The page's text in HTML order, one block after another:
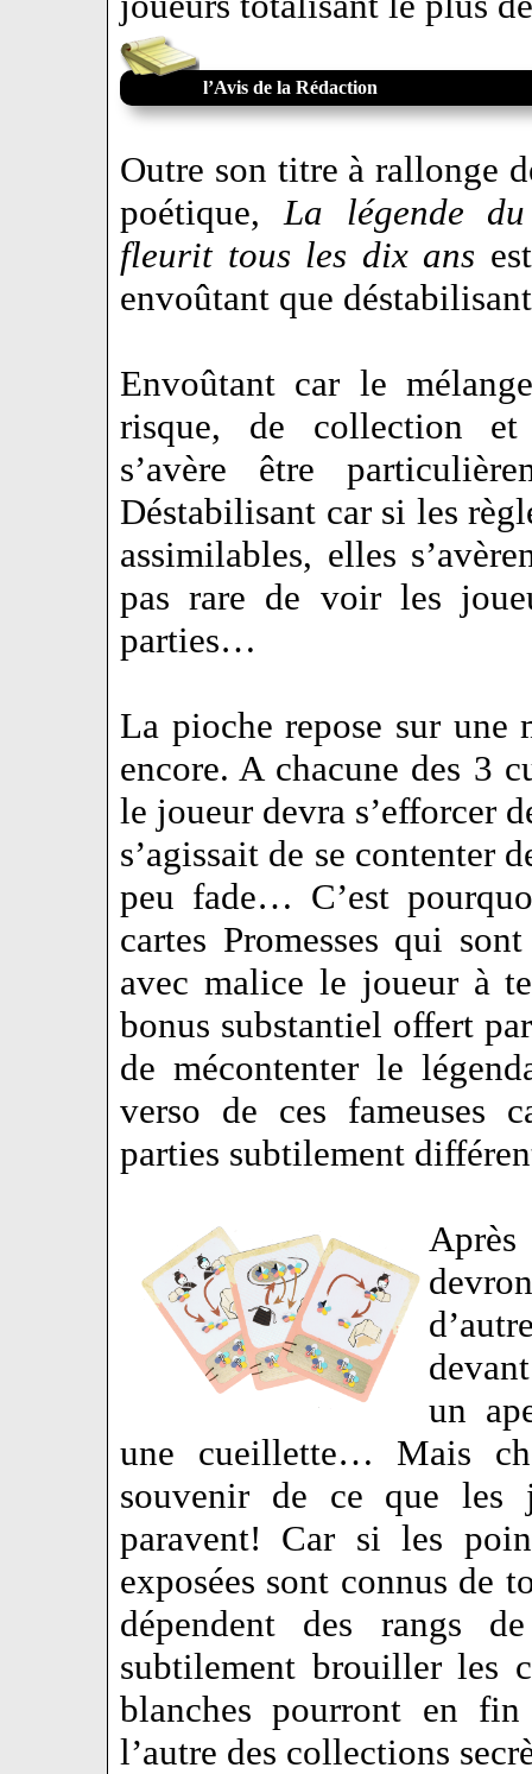
l’Avis de la Rédaction
Outre son titre à rallonge
poétique,La légende
fleurit tous les dix ans
envoûtant que
Envoûtant car le
risque, de collection
s’avère être
Déstabilisant car si les
assimilables, elles
pas rare de voir les
parties…
La pioche repose sur une
encore. A chacune des 3
le joueur devra s’efforcer
s’agissait de se contenter
peu fade… C’est
cartes Promesses qui
avec malice le joueur à
bonus substantiel offert
de mécontenter le
verso de ces fameuses
parties subtilement
un
une cueillette… Mais
souvenir de ce que les
paravent! Car si les
exposées sont connus de
dépendent des rangs
subtilement brouiller les
blanches pourront en
l’autre des collections